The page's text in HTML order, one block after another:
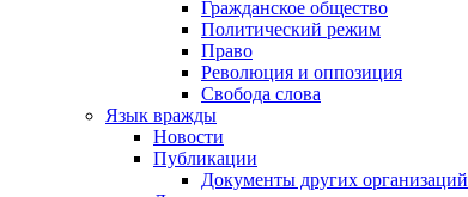
Гражданское общество
Политический режим
Право
Революция и оппозиция
Свобода слова
Язык вражды
Новости
Публикации
Документы других организаций